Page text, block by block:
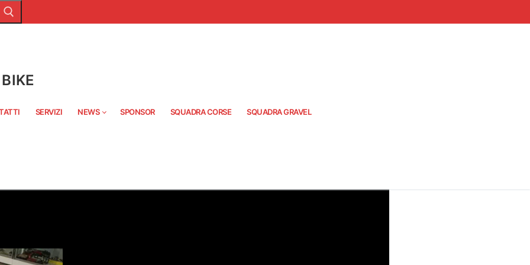
SERVIZI NEWS SPONSOR SQUADRA CORSE SQUADRA GRAVEL